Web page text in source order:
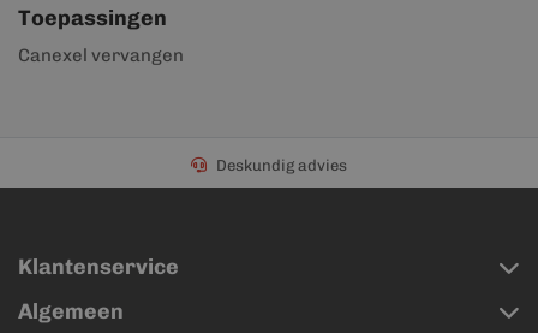
Toepassingen
Canexel vervangen
Deskundig advies
Klantenservice
Algemeen